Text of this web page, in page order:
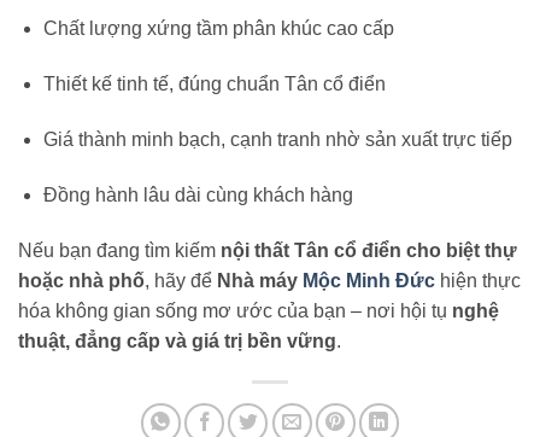
Chất lượng xứng tầm phân khúc cao cấp
Thiết kế tinh tế, đúng chuẩn Tân cổ điển
Giá thành minh bạch, cạnh tranh nhờ sản xuất trực tiếp
Đồng hành lâu dài cùng khách hàng
Nếu bạn đang tìm kiếm nội thất Tân cổ điển cho biệt thự
hoặc nhà phố, hãy để Nhà máy Mộc Minh Đức hiện thực
hóa không gian sống mơ ước của bạn – nơi hội tụ nghệ
thuật, đẳng cấp và giá trị bền vững.